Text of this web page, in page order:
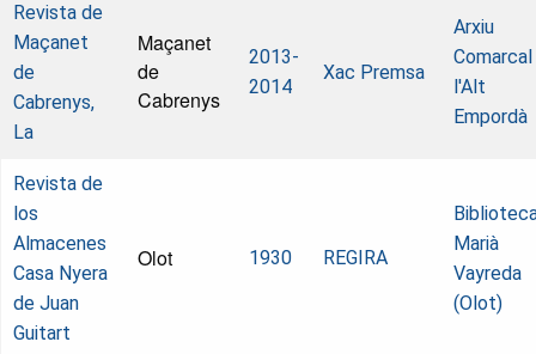
Revista de
Maçanet
de
Cabrenys,
La
Maçanet
de
Cabrenys
2013-
2014
Xac Premsa
Arxiu
l'Alt
Empordà
Revista de
los
Almacenes
Casa Nyera
de Juan
Guitart
Olot 1930 REGIRA
Marià
Vayreda
(Olot)